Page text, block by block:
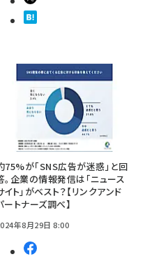
75%が「SNS広告が迷惑」と回
。企業の情報発信は「ニュース
イト」がベスト？【リンクアンド
ートナーズ調べ】
年8月29日 8:00